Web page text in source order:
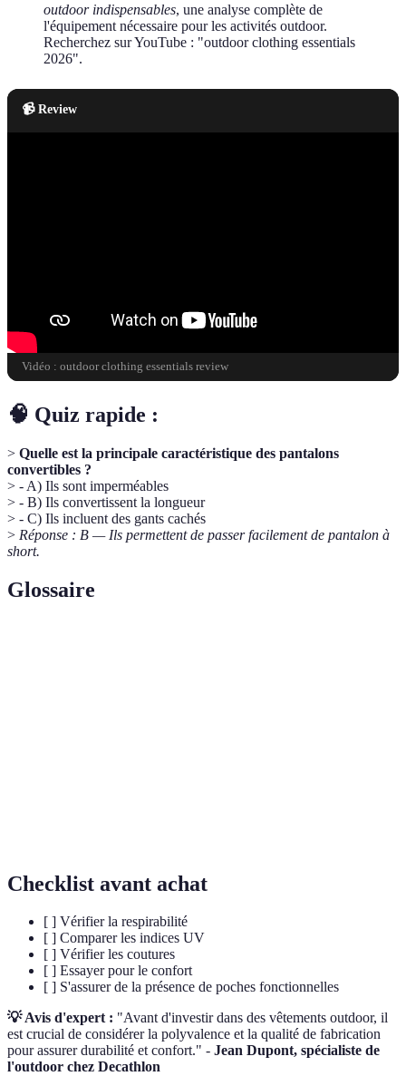
outdoor indispensables, une analyse complète de
l'équipement nécessaire pour les activités outdoor.
Recherchez sur YouTube : "outdoor clothing essentials
2026".
📹 Review
Vidéo : outdoor clothing essentials review
🧠 Quiz rapide :
> Quelle est la principale caractéristique des pantalons
convertibles ?
> - A) Ils sont imperméables
> - B) Ils convertissent la longueur
> - C) Ils incluent des gants cachés
> Réponse : B — Ils permettent de passer facilement de pantalon à
short.
Glossaire
Checklist avant achat
[ ] Vérifier la respirabilité
[ ] Comparer les indices UV
[ ] Vérifier les coutures
[ ] Essayer pour le confort
[ ] S'assurer de la présence de poches fonctionnelles
💡 Avis d'expert : "Avant d'investir dans des vêtements outdoor, il
est crucial de considérer la polyvalence et la qualité de fabrication
pour assurer durabilité et confort." - Jean Dupont, spécialiste de
l'outdoor chez Decathlon